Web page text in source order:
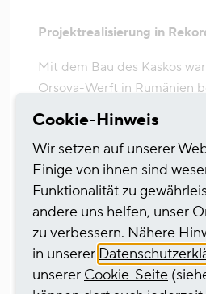
Projektrealisierung in
Mit dem Bau des Kaskos
Orsova-Werft in Rumänien
komplette Outfitting
niederländische Werft
De Gerlien van Tiem mit
Arbeiten wurden sechs
als vorgesehen, so dass von
Konzeption und dem
Inbetriebnahme gerade
vergangen sind.
Cookie-Hinweis
Wir setzen auf unserer
Einige von ihnen sind
Funktionalität zu
andere uns helfen, unser
zu verbessern. Nähere
in unserer
unserer Cookie-Seite